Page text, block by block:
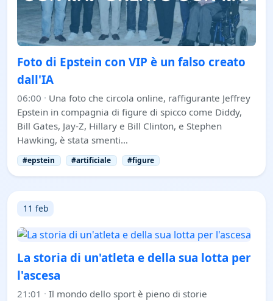
Foto di Epstein con VIP è un falso creato
dall'IA
06:00 · Una foto che circola online, raffigurante Jeffrey
Epstein in compagnia di figure di spicco come Diddy,
Bill Gates, Jay-Z, Hillary e Bill Clinton, e Stephen
Hawking, è stata smenti…
#epstein #artificiale #figure
11 feb
La storia di un'atleta e della sua lotta per
l'ascesa
21:01 · Il mondo dello sport è pieno di storie